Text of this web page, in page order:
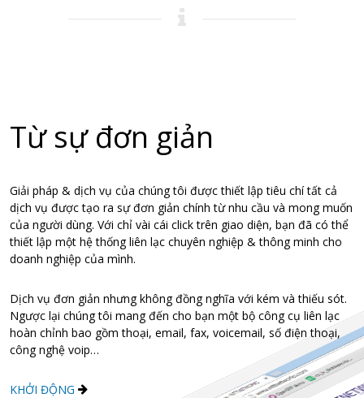
Từ sự đơn giản
Giải pháp & dịch vụ của chúng tôi được thiết lập tiêu chí tất cả
dịch vụ được tạo ra sự đơn giản chính từ nhu cầu và mong muốn
của người dùng. Với chỉ vài cái click trên giao diện, bạn đã có thể
thiết lập một hệ thống liên lạc chuyên nghiệp & thông minh cho
doanh nghiệp của mình.
Dịch vụ đơn giản nhưng không đồng nghĩa với kém và thiếu sót.
Ngược lại chúng tôi mang đến cho bạn một bộ công cụ liên lạc
hoàn chỉnh bao gồm thoại, email, fax, voicemail, số điện thoại,
công nghệ voip…
KHỞI ĐỘNG